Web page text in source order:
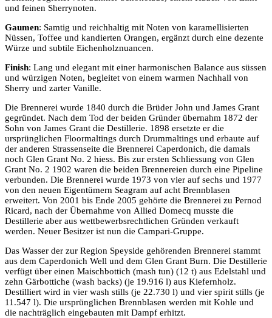
und feinen Sherrynoten.
Gaumen: Samtig und reichhaltig mit Noten von karamellisierten
Nüssen, Toffee und kandierten Orangen, ergänzt durch eine dezente
Würze und subtile Eichenholznuancen.
Finish: Lang und elegant mit einer harmonischen Balance aus süssen
und würzigen Noten, begleitet von einem warmen Nachhall von
Sherry und zarter Vanille.
Die Brennerei wurde 1840 durch die Brüder John und James Grant
gegründet. Nach dem Tod der beiden Gründer übernahm 1872 der
Sohn von James Grant die Destillerie. 1898 ersetzte er die
ursprünglichen Floormaltings durch Drummaltings und erbaute auf
der anderen Strassenseite die Brennerei Caperdonich, die damals
noch Glen Grant No. 2 hiess. Bis zur ersten Schliessung von Glen
Grant No. 2 1902 waren die beiden Brennereien durch eine Pipeline
verbunden. Die Brennerei wurde 1973 von vier auf sechs und 1977
von den neuen Eigentümern Seagram auf acht Brennblasen
erweitert. Von 2001 bis Ende 2005 gehörte die Brennerei zu Pernod
Ricard, nach der Übernahme von Allied Domecq musste die
Destillerie aber aus wettbewerbsrechtlichen Gründen verkauft
werden. Neuer Besitzer ist nun die Campari-Gruppe.
Das Wasser der zur Region Speyside gehörenden Brennerei stammt
aus dem Caperdonich Well und dem Glen Grant Burn. Die Destillerie
verfügt über einen Maischbottich (mash tun) (12 t) aus Edelstahl und
zehn Gärbottiche (wash backs) (je 19.916 l) aus Kiefernholz.
Destilliert wird in vier wash stills (je 22.730 l) und vier spirit stills (je
11.547 l). Die ursprünglichen Brennblasen werden mit Kohle und
die nachträglich eingebauten mit Dampf erhitzt.